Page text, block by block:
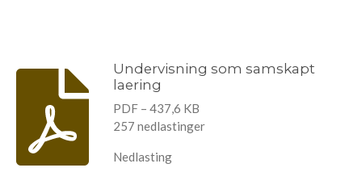
Undervisning som samskapt
laering
PDF – 437,6 KB
257 nedlastinger
Nedlasting